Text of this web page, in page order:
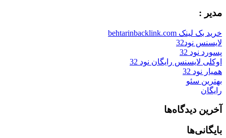
مدیر :
خرید بک لینک behtarinbacklink.com
لایسنس نود32
پسورد نود 32
اوکلی لایسنس رایگان نود 32
همیار نود 32
بهترین سئو
رایگان
آخرین دیدگاه‌ها
بایگانی‌ها